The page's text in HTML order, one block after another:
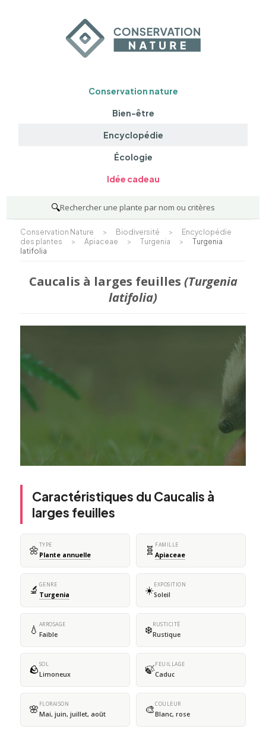
Conservation nature
Bien-être
Encyclopédie
Écologie
Idée cadeau
🔍Rechercher une plante par nom ou critères
Conservation Nature > Biodiversité >
Encyclopédie
des plantes
> Apiaceae > Turgenia >
Turgenia
latifolia
Caucalis à larges feuilles (Turgenia
latifolia)
Caractéristiques du Caucalis à
larges feuilles
🌼TYPE
Plante annuelle 🧬 FAMILLE
Apiaceae
🔬 GENRE
Turgenia ☀️EXPOSITION
Soleil
💧 ARROSAGE
Faible ❄️RUSTICITÉ
Rustique
🪨SOL
Limoneux 🍃FEUILLAGE
Caduc
🌸 FLORAISON
Mai, juin, juillet, août 🎨COULEUR
Blanc, rose